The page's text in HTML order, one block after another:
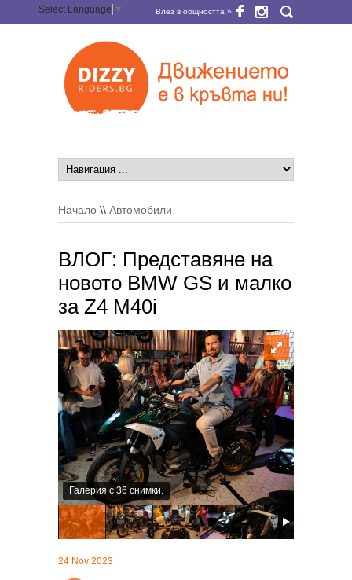
Select Language ▼ Влез в общността »
Начало \\ Автомобили
ВЛОГ: Представяне на
новото BMW GS и малко
за Z4 M40i
Галерия с 36 снимки.
24 Nov 2023